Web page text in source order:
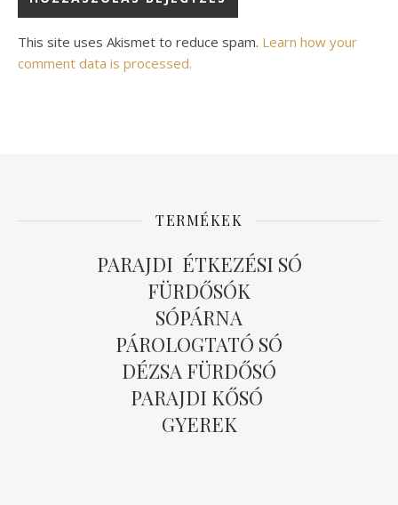
Alternative:
This site uses Akismet to reduce spam. Learn how your
comment data is processed.
TERMÉKEK
PARAJDI ÉTKEZÉSI SÓ
FÜRDŐSÓK
SÓPÁRNA
PÁROLOGTATÓ SÓ
DÉZSA FÜRDŐSÓ
PARAJDI KŐSÓ
GYEREK